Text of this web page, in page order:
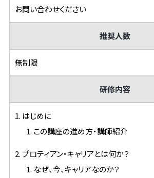
お問い合わせください
推奨人数
無制限
研修内容
1. はじめに
1. この講座の進め方・講師紹介
2. プロティアン・キャリアとは何か？
1. なぜ、今、キャリアなのか？